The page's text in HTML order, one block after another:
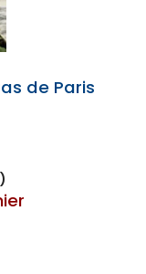
de Paris